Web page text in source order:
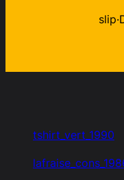
slip·
tshirt_vert_1990